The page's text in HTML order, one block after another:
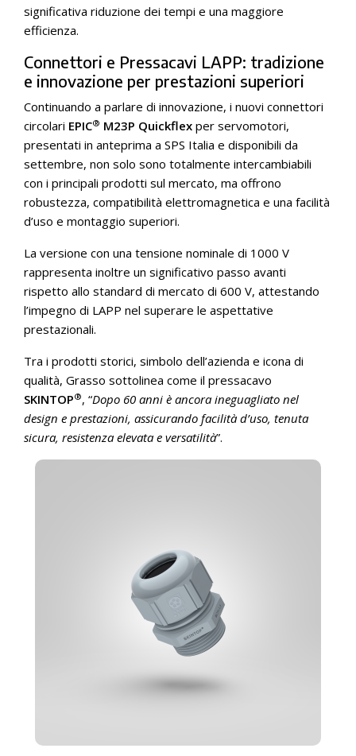
significativa riduzione dei tempi e una maggiore
efficienza.
Connettori e Pressacavi LAPP: tradizione
e innovazione per prestazioni superiori
Continuando a parlare di innovazione, i nuovi connettori
circolari EPIC® M23P Quickflex per servomotori,
presentati in anteprima a SPS Italia e disponibili da
settembre, non solo sono totalmente intercambiabili
con i principali prodotti sul mercato, ma offrono
robustezza, compatibilità elettromagnetica e una facilità
d’uso e montaggio superiori.
La versione con una tensione nominale di 1000 V
rappresenta inoltre un significativo passo avanti
rispetto allo standard di mercato di 600 V, attestando
l’impegno di LAPP nel superare le aspettative
prestazionali.
Tra i prodotti storici, simbolo dell’azienda e icona di
qualità, Grasso sottolinea come il pressacavo
SKINTOP®, “Dopo 60 anni è ancora ineguagliato nel
design e prestazioni, assicurando facilità d’uso, tenuta
sicura, resistenza elevata e versatilità”.